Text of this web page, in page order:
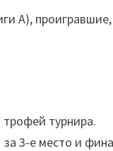
А), проигравшие,
турнира.
3-е место и